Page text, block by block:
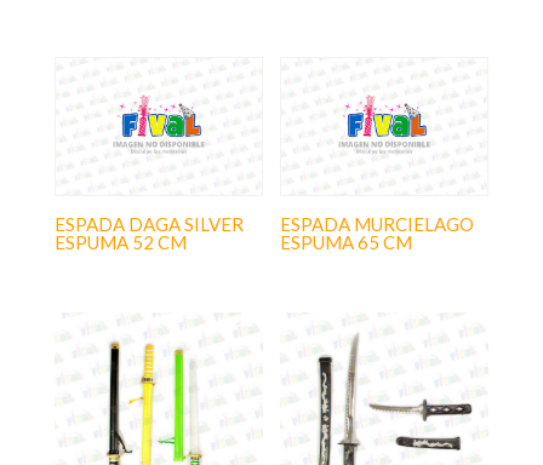
ESPADA DAGA SILVER
ESPUMA 52 CM
ESPADA MURCIELAGO
ESPUMA 65 CM